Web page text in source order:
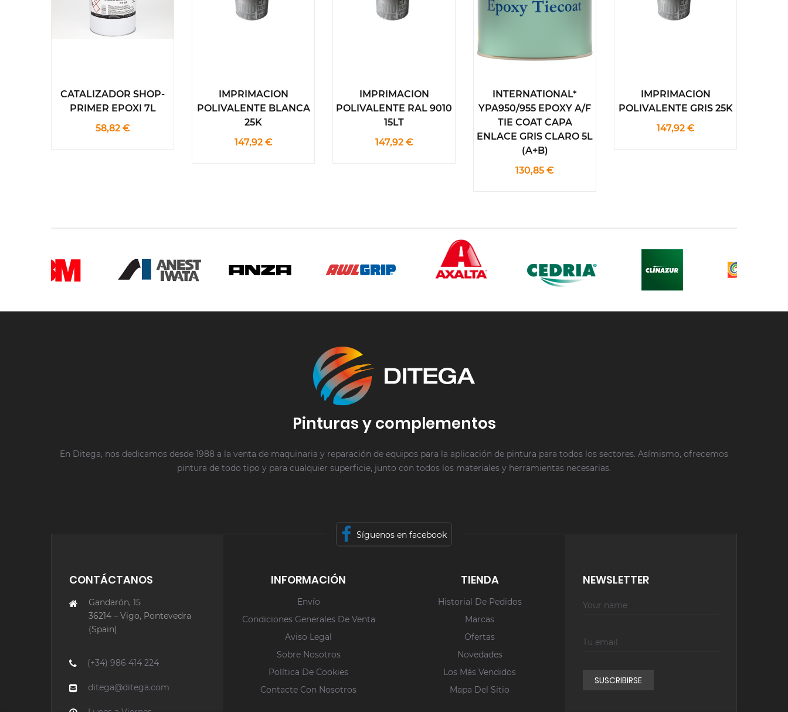
CATALIZADOR SHOP-
PRIMER EPOXI 7L
58,82 €
IMPRIMACION
POLIVALENTE BLANCA
25K
147,92 €
IMPRIMACION
POLIVALENTE RAL 9010
15LT
147,92 €
INTERNATIONAL*
YPA950/955 EPOXY A/F
TIE COAT CAPA
ENLACE GRIS CLARO 5L
(A+B)
130,85 €
IMPRIMACION
POLIVALENTE GRIS 25K
147,92 €
Pinturas y complementos
En Ditega, nos dedicamos desde 1988 a la venta de maquinaria y reparación de equipos para la aplicación de pintura para todos los sectores. Asímismo, ofrecemos
pintura de todo tipo y para cualquier superficie, junto con todos los materiales y herramientas necesarias.
Síguenos en facebook
CONTÁCTANOS
Gandarón, 15
36214 – Vigo, Pontevedra
(Spain)
(+34) 986 414 224
ditega@ditega.com
INFORMACIÓN
Envío
Condiciones Generales De Venta
Aviso Legal
Sobre Nosotros
Política De Cookies
Contacte Con Nosotros
TIENDA
Historial De Pedidos
Marcas
Ofertas
Novedades
Los Más Vendidos
Mapa Del Sitio
NEWSLETTER
SUSCRIBIRSE